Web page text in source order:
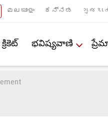
മലയാളം ಕನ್ನಡ
క్రికెట్ భవిష్యవాణి